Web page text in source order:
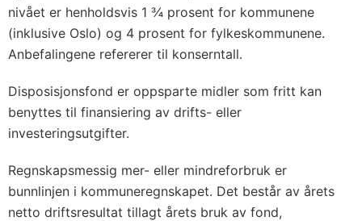
nivået er henholdsvis 1 ¾ prosent for kommunene
(inklusive Oslo) og 4 prosent for fylkeskommunene.
Anbefalingene refererer til konserntall.
Disposisjonsfond er oppsparte midler som fritt kan
benyttes til finansiering av drifts- eller
investeringsutgifter.
Regnskapsmessig mer- eller mindreforbruk er
bunnlinjen i kommuneregnskapet. Det består av årets
netto driftsresultat tillagt årets bruk av fond,